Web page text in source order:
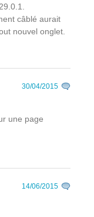
câblé aurait
nouvel onglet.
30/04/2015
une page
14/06/2015